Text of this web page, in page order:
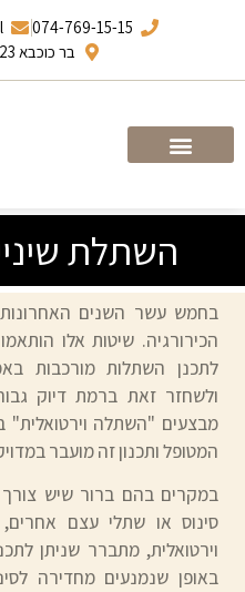
074-769-15-15
בר כוכבא 23, קומה 10 בני ברק
השתלת
בחמש עשר השנים האחרונות
הכירורגיה. שיטות אלו
לתכנן השתלות מורכבות
ולשחזר זאת ברמת דיוק
המטופל ותכנון זה מועבר
במקרים בהם ברור שיש
סינוס או שתלי עצם
וירטואלית, מתברר שניתן
באופן שנמנעים מחדירה